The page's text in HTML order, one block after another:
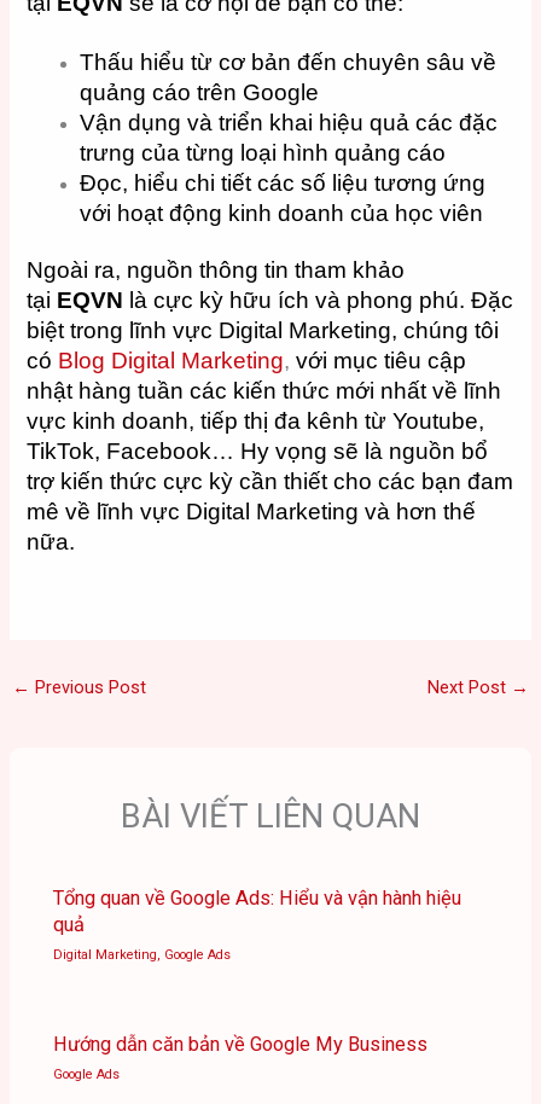
Thấu hiểu từ cơ bản đến chuyên sâu về
quảng cáo trên Google
Vận dụng và triển khai hiệu quả các đặc
trưng của từng loại hình quảng cáo
Đọc, hiểu chi tiết các số liệu tương ứng
với hoạt động kinh doanh của học viên
Ngoài ra, nguồn thông tin tham khảo
tại EQVN là cực kỳ hữu ích và phong phú. Đặc
biệt trong lĩnh vực Digital Marketing, chúng tôi
có Blog Digital Marketing,với mục tiêu cập
nhật hàng tuần các kiến thức mới nhất về lĩnh
vực kinh doanh, tiếp thị đa kênh từ Youtube,
TikTok, Facebook… Hy vọng sẽ là nguồn bổ
trợ kiến thức cực kỳ cần thiết cho các bạn đam
mê về lĩnh vực Digital Marketing và hơn thế
nữa.
← Previous Post Next Post →
BÀI VIẾT LIÊN QUAN
Tổng quan về Google Ads: Hiểu và vận hành hiệu
quả
Digital Marketing, Google Ads
Hướng dẫn căn bản về Google My Business
Google Ads